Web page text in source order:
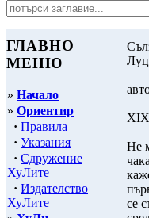
ГЛАВНО
МЕНЮ
» Начало
» Ориентир
· Правила
· Указания
· Сдружение
ХуЛите
· Издателство
ХуЛите
XIX
Не
се